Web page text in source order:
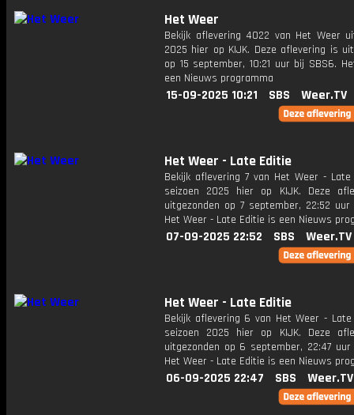
Het Weer
Bekijk aflevering 4022 van Het Weer
2025 hier op KIJK. Deze aflevering is
op 15 september, 10:21 uur bij SBS6.
een Nieuws programma
15-09-2025 10:21 SBS Weer.TV
Het Weer - Late Editie
Bekijk aflevering 7 van Het Weer -
seizoen 2025 hier op KIJK. Deze
uitgezonden op 7 september, 22:52 uur
Het Weer - Late Editie is een Nieuws
07-09-2025 22:52 SBS Weer.TV
Het Weer - Late Editie
Bekijk aflevering 6 van Het Weer -
seizoen 2025 hier op KIJK. Deze
uitgezonden op 6 september, 22:47 uur
Het Weer - Late Editie is een Nieuws
06-09-2025 22:47 SBS Weer.TV